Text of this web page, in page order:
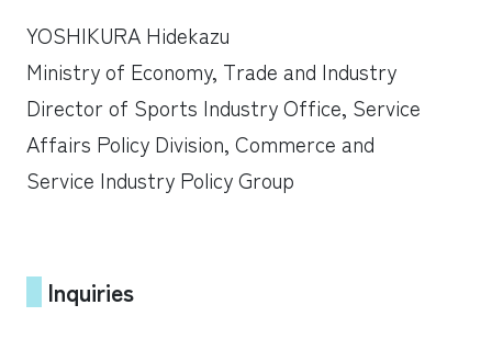
YOSHIKURA Hidekazu
Ministry of Economy, Trade and Industry
Director of Sports Industry Office, Service
Affairs Policy Division, Commerce and
Service Industry Policy Group
Inquiries